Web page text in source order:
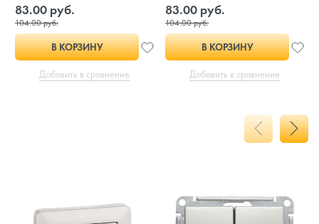
83.00 руб.
104.00 руб.
В КОРЗИНУ
Добавить в сравнение
83.00 руб.
104.00 руб.
В КОРЗИНУ
Добавить в сравнение